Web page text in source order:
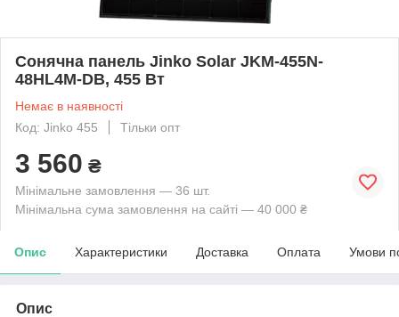
Сонячна панель Jinko Solar JKM-455N-
48HL4M-DB, 455 Вт
Немає в наявності
Код: Jinko 455
Тільки опт
3 560 ₴
Мінімальне замовлення — 36 шт.
Мінімальна сума замовлення на сайті — 40 000 ₴
Опис Характеристики Доставка Оплата Умови
Опис